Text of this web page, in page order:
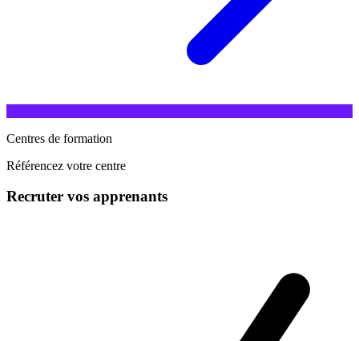
Centres de formation
Référencez votre centre
Recruter vos apprenants